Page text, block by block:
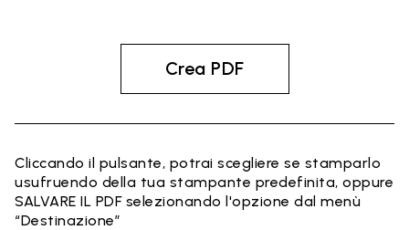
Crea PDF
Cliccando il pulsante, potrai scegliere se stamparlo
usufruendo della tua stampante predefinita, oppure
SALVARE IL PDF selezionando l'opzione dal menù
“Destinazione”